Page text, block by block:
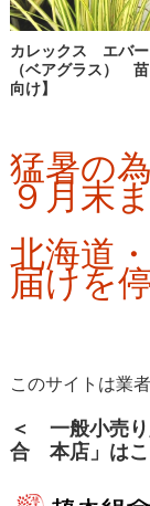
カレックス エバ
（ベアグラス）
向け】
猛暑の
９月末ま
北海道
届けを
このサイトは業
＜ 一般小売
合 本店」は